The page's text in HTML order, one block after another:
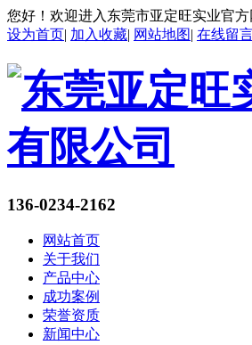
您好！欢迎进入东莞市亚定旺实业官方
设为首页| 加入收藏| 网站地图| 在线留
136-0234-2162
网站首页
关于我们
产品中心
成功案例
荣誉资质
新闻中心